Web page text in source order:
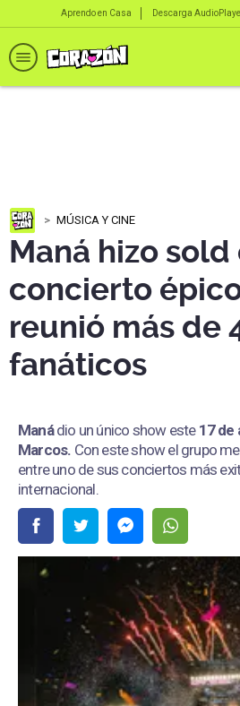
Aprendo en Casa Descarga
MÚSICA Y CINE
Maná hizo
concierto
reunió más de
fanáticos
Manádio un único show este17 de
Marcos. Con este show el grupo
entre uno de sus conciertos más
internacional.